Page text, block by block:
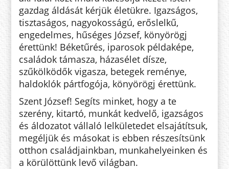
gazdag áldását kérjük életükre. Igazságos,
tisztaságos, nagyokosságú, erőslelkű,
engedelmes, hűséges József, könyörögj
érettünk! Béketűrés, iparosok példaképe,
családok támasza, házasélet dísze,
szűkölködők vigasza, betegek reménye,
haldoklók pártfogója, könyörögj érettünk.
Szent József! Segíts minket, hogy a te
szerény, kitartó, munkát kedvelő, igazságos
és áldozatot vállaló lelkületedet elsajátítsuk,
megéljük és másokat is ebben részesítsünk
otthon családjainkban, munkahelyeinken és
a körülöttünk levő világban.